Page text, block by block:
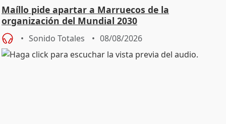
Maíllo pide apartar a Marruecos de la
organización del Mundial 2030
Sonido Totales 08/08/2026